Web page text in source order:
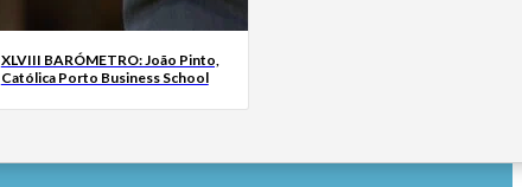
XLVIII BARÓMETRO: João Pinto,
Católica Porto Business School